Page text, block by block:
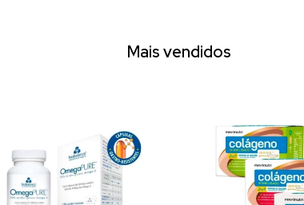
Mais vendidos